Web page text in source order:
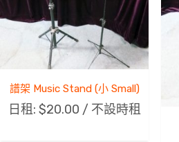
譜架 Music Stand (小 Small)
日租: $20.00 / 不設時租